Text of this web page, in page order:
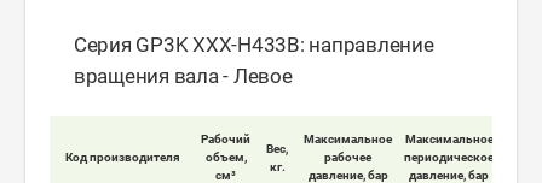
Серия GP3K XXX-H433B: направление
вращения вала - Левое
Код производителя
Рабочий
объем,
см³
Вес,
кг.
Максимальное
рабочее
давление, бар
Максимальное
периодическое
давление, бар